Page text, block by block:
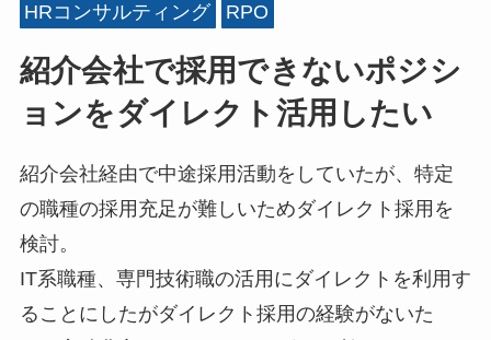
HRコンサルティング RPO
紹介会社で採用できないポジシ
ョンをダイレクト活用したい
紹介会社経由で中途採用活動をしていたが、特定
の職種の採用充足が難しいためダイレクト採用を
検討。
IT系職種、専門技術職の活用にダイレクトを利用す
ることにしたがダイレクト採用の経験がないた